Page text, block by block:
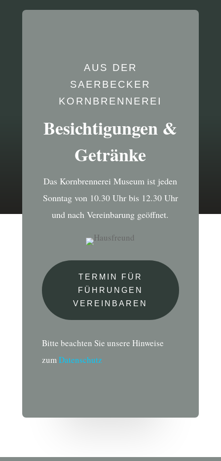
AUS DER
SAERBECKER
KORNBRENNEREI
Besichtigungen &
Getränke
Das Kornbrennerei Museum ist jeden
Sonntag von 10.30 Uhr bis 12.30 Uhr
und nach Vereinbarung geöffnet.
TERMIN FÜR
FÜHRUNGEN
VEREINBAREN
Bitte beachten Sie unsere Hinweise
zumDatenschutz